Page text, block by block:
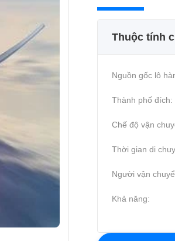
Thuộc tính
Nguồn gốc lô
Thành phố đích:
Chế độ vận
Thời gian di
Người vận
Khả năng: